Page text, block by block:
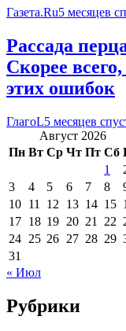
Газета.Ru5 месяцев
Рассада
Скорее
этих ошибок
ГлагоL5 месяцев
Август 2026
Пн Вт Ср Чт Пт Сб
1
3
4 5 6 7 8
10 11 12 13 14 15
17 18 19 20 21 22
24 25 26 27 28 29
31
« Июл
Рубрики